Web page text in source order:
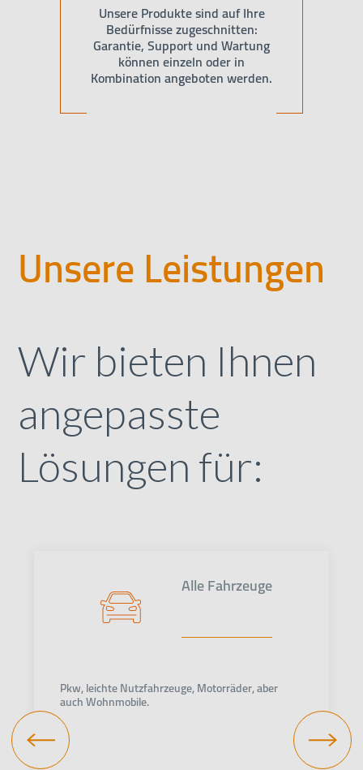
Unsere Produkte sind auf Ihre
Bedürfnisse zugeschnitten:
Garantie, Support und Wartung
können einzeln oder in
Kombination angeboten werden.
Unsere Leistungen
Wir bieten Ihnen
angepasste
Lösungen für:
Alle Fahrzeuge
Pkw, leichte Nutzfahrzeuge, Motorräder, aber
auch Wohnmobile.